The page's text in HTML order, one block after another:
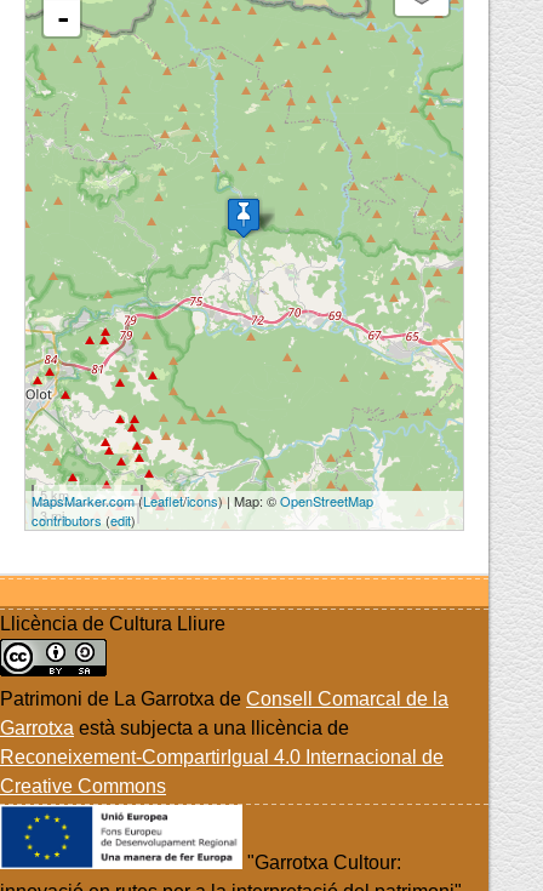
-
5 km
3 mi
MapsMarker.com(Leaflet/icons) | Map: ©OpenStreetMap
contributors (edit)
Llicència de Cultura Lliure
Patrimoni de La Garrotxa de Consell Comarcal de la
Garrotxa està subjecta a una llicència de
Reconeixement-CompartirIgual 4.0 Internacional de
Creative Commons
"Garrotxa Cultour: